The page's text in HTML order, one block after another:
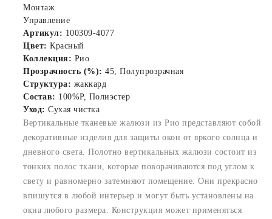
Монтаж
Управление
Артикул: 100309-4077
Цвет: Красный
Коллекция: Рио
Прозрачность (%): 45, Полупрозрачная
Структура: жаккард
Состав: 100%P, Полиэстер
Уход: Сухая чистка
Вертикальные тканевые жалюзи из Рио представляют собой
декоративные изделия для защиты окон от яркого солнца и
дневного света. Полотно вертикальных жалюзи состоит из
тонких полос ткани, которые поворачиваются под углом к
свету и равномерно затемняют помещение. Они прекрасно
впишутся в любой интерьер и могут быть установлены на
окна любого размера. Конструкция может применяться